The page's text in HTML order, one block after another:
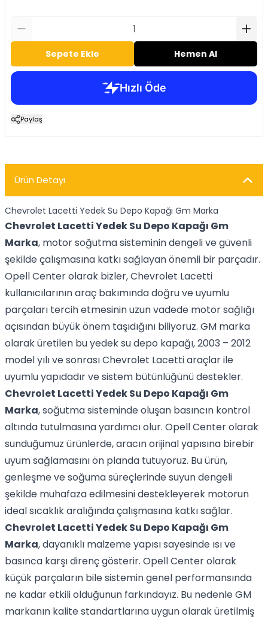
Sepete Ekle Hemen Al
Paylaş
Ürün Detayı
Chevrolet Lacetti Yedek Su Depo Kapağı Gm Marka
Chevrolet Lacetti Yedek Su Depo Kapağı Gm
Marka, motor soğutma sisteminin dengeli ve güvenli
şekilde çalışmasına katkı sağlayan önemli bir parçadır.
Opell Center olarak bizler, Chevrolet Lacetti
kullanıcılarının araç bakımında doğru ve uyumlu
parçaları tercih etmesinin uzun vadede motor sağlığı
açısından büyük önem taşıdığını biliyoruz. GM marka
olarak üretilen bu yedek su depo kapağı, 2003 – 2012
model yılı ve sonrası Chevrolet Lacetti araçlar ile
uyumlu yapıdadır ve sistem bütünlüğünü destekler.
Chevrolet Lacetti Yedek Su Depo Kapağı Gm
Marka, soğutma sisteminde oluşan basıncın kontrol
altında tutulmasına yardımcı olur. Opell Center olarak
sunduğumuz ürünlerde, aracın orijinal yapısına birebir
uyum sağlamasını ön planda tutuyoruz. Bu ürün,
genleşme ve soğuma süreçlerinde suyun dengeli
şekilde muhafaza edilmesini destekleyerek motorun
ideal sıcaklık aralığında çalışmasına katkı sağlar.
Chevrolet Lacetti Yedek Su Depo Kapağı Gm
Marka, dayanıklı malzeme yapısı sayesinde ısı ve
basınca karşı direnç gösterir. Opell Center olarak
küçük parçaların bile sistemin genel performansında
ne kadar etkili olduğunun farkındayız. Bu nedenle GM
markanın kalite standartlarına uygun olarak üretilmiş